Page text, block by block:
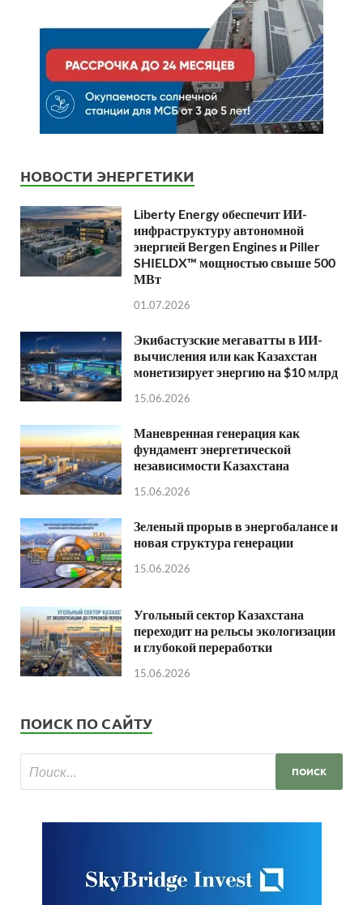
НОВОСТИ ЭНЕРГЕТИКИ
Liberty Energy обеспечит ИИ-
инфраструктуру автономной
энергией Bergen Engines и Piller
SHIELDX™ мощностью свыше 500
МВт
01.07.2026
Экибастузские мегаватты в ИИ-
вычисления или как Казахстан
монетизирует энергию на $10 млрд
15.06.2026
Маневренная генерация как
фундамент энергетической
независимости Казахстана
15.06.2026
Зеленый прорыв в энергобалансе и
новая структура генерации
15.06.2026
Угольный сектор Казахстана
переходит на рельсы экологизации
и глубокой переработки
15.06.2026
ПОИСК ПО САЙТУ